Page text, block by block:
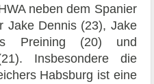
neben dem Spanier
Jake Dennis (23), Jake
Preining (20) und
Insbesondere die
Habsburg ist eine